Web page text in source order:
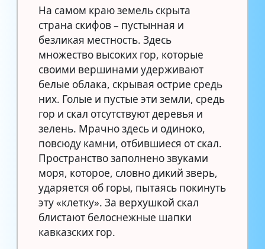
На самом краю земель скрыта
страна скифов – пустынная и
безликая местность. Здесь
множество высоких гор, которые
своими вершинами удерживают
белые облака, скрывая острие средь
них. Голые и пустые эти земли, средь
гор и скал отсутствуют деревья и
зелень. Мрачно здесь и одиноко,
повсюду камни, отбившиеся от скал.
Пространство заполнено звуками
моря, которое, словно дикий зверь,
ударяется об горы, пытаясь покинуть
эту «клетку». За верхушкой скал
блистают белоснежные шапки
кавказских гор.